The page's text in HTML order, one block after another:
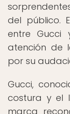
del público.
entre
atención de
por su
Gucci,
costura y el
marca